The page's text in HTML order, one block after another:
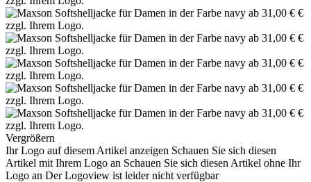
Vergrößern
Ihr Logo auf diesem Artikel anzeigen Schauen Sie sich diesen
Artikel mit Ihrem Logo an Schauen Sie sich diesen Artikel ohne Ihr
Logo an Der Logoview ist leider nicht verfügbar